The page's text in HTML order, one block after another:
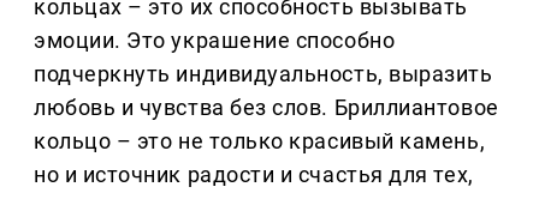
кольцах – это их способность вызывать
эмоции. Это украшение способно
подчеркнуть индивидуальность, выразить
любовь и чувства без слов. Бриллиантовое
кольцо – это не только красивый камень,
но и источник радости и счастья для тех,